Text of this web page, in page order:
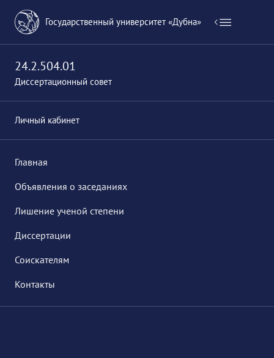
Государственный университет «Дубна»
24.2.504.01
Диссертационный совет
Личный кабинет
Главная
Объявления о заседаниях
Лишение ученой степени
Диссертации
Соискателям
Контакты